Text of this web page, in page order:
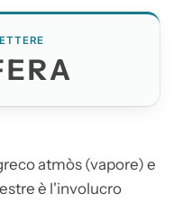
atmòs (vapore) e
è l'involucro